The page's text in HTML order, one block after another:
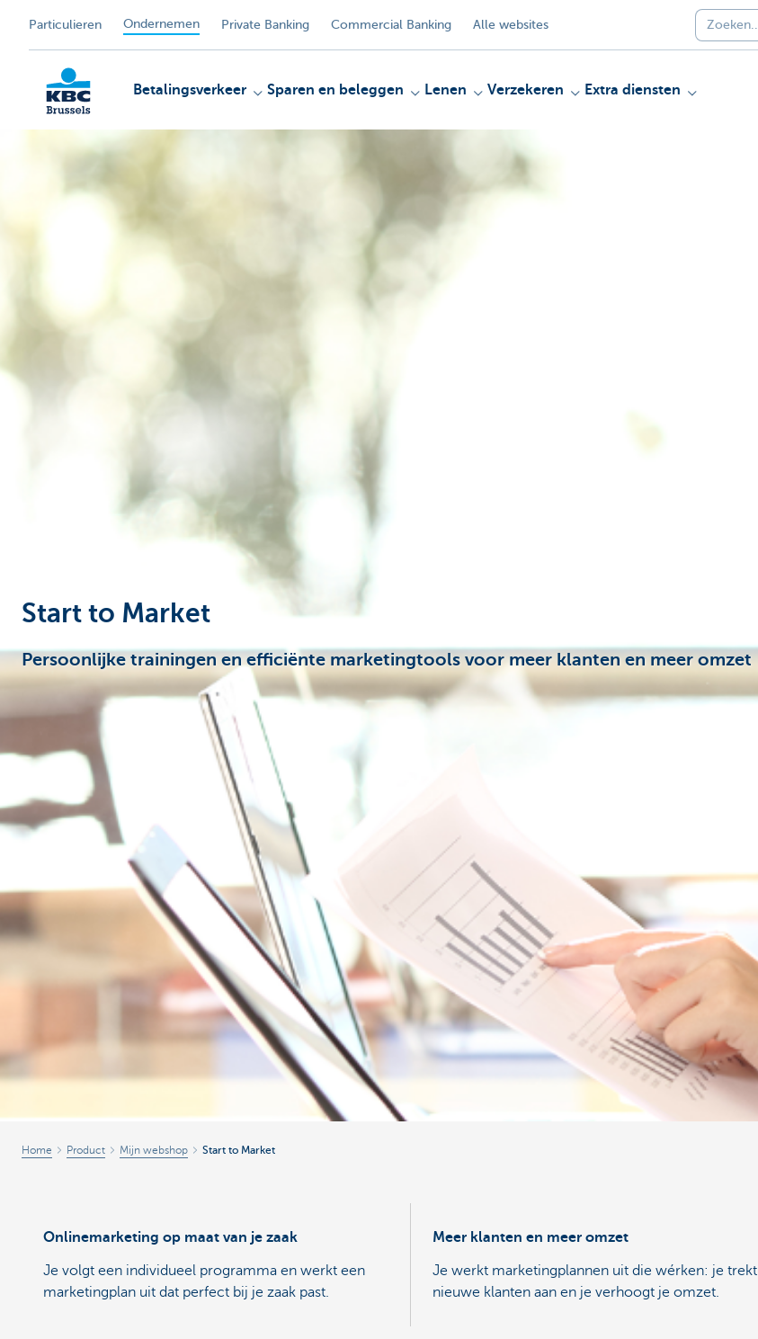
Particulieren Ondernemen Private Banking Commercial Banking Alle websites
Betalingsverkeer Sparen en beleggen Lenen Verzekeren Extra diensten
Start to Market
Persoonlijke trainingen en efficiënte marketingtools voor meer klanten en meer omzet
Home Product Mijn webshop Start to Market
Onlinemarketing op maat van je zaak
Je volgt een individueel programma en werkt een
marketingplan uit dat perfect bij je zaak past.
Meer klanten en meer omzet
Je werkt marketingplannen uit die wérken: je trekt
nieuwe klanten aan en je verhoogt je omzet.